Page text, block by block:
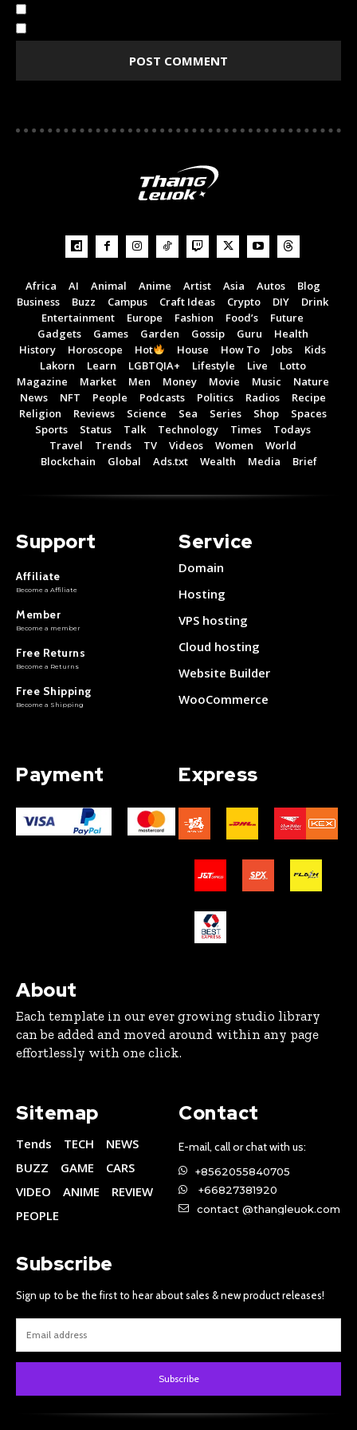
Africa AI Animal Anime Artist Asia Autos
Blog
Business
Buzz Campus Craft Ideas Crypto DIY
Drink
Entertainment
Europe Fashion Food’s
Future
Gadgets
Games Garden Gossip Guru
Health
History
Horoscope Hot House How To Jobs
Kids
Lakorn
Learn LGBTQIA+ Lifestyle Live
Lotto
Magazine
Market Men Money Movie Music
Nature
News
NFT People Podcasts Politics Radios
Recipe
Religion
Reviews Science Sea Series Shop
Spaces
Sports
Status Talk Technology Times
Todays
Travel
Trends TV Videos Women
World
Blockchain
Global Ads.txt Wealth Media Brief
Support
Affiliate
Become a Affiliate
Member
Become a member
Free Returns
Become a Returns
Free Shipping
Become a Shipping
Service
Domain
Hosting
VPS hosting
Cloud hosting
Website Builder
WooCommerce
Payment Express
About
Each template in our ever growing studio library
can be added and moved around within any page
effortlessly with one click.
Sitemap
Tends TECH
NEWS
BUZZ
GAME
CARS
VIDEO
ANIME
REVIEW
PEOPLE
Contact
E-mail, call or chat with us:
+8562055840705
+66827381920
contact @thangleuok.com
Subscribe
Sign up to be the first to hear about sales & new product releases!
Subscribe